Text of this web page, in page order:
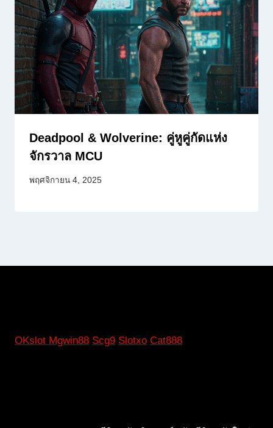
Deadpool & Wolverine: คู่หูคู่กัดแห่ง
จักรวาล MCU
พฤศจิกายน 4, 2025
OKslot Mgwin88 Scg9 Slotxo Cat888